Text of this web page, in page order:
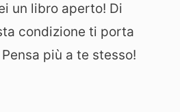
un libro aperto! Di
condizione ti porta
più a te stesso!